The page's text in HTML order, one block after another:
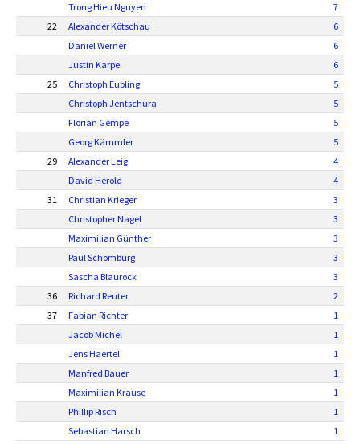
Trong Hieu Nguyen
7
22
Alexander Kötschau
6
Daniel Werner
6
Justin Karpe
6
25
Christoph Eubling
5
Christoph Jentschura
5
Florian Gempe
5
Georg Kämmler
5
29
Alexander Leig
4
David Herold
4
31
Christian Krieger
3
Christopher Nagel
3
Maximilian Günther
3
Paul Schomburg
3
Sascha Blaurock
3
36
Richard Reuter
2
37
Fabian Richter
1
Jacob Michel
1
Jens Haertel
1
Manfred Bauer
1
Maximilian Krause
1
Phillip Risch
1
Sebastian Harsch
1